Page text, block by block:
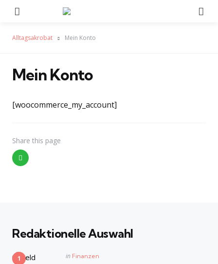
Alltagsakrobat Mein Konto
Mein Konto
[woocommerce_my_account]
Share this page
Redaktionelle Auswahl
Posted
in Finanzen